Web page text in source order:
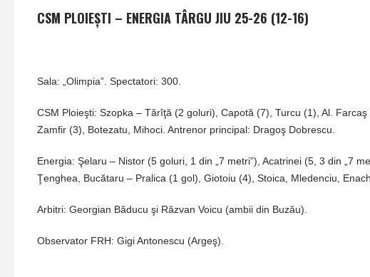
CSM PLOIEŞTI – ENERGIA TÂRGU JIU 25-26 (12-16)
Sala: „Olimpia”. Spectatori: 300.
CSM Ploieşti: Szopka – Tărîţă (2 goluri), Capotă (7), Turcu (1), Al.
Zamfir (3), Botezatu, Mihoci. Antrenor principal: Dragoş Dobrescu.
Energia: Şelaru – Nistor (5 goluri, 1 din „7 metri”), Acatrinei (5, 3 din „7
Ţenghea, Bucătaru – Pralica (1 gol), Giotoiu (4), Stoica, Mledenciu,
Arbitri: Georgian Băducu şi Răzvan Voicu (ambii din Buzău).
Observator FRH: Gigi Antonescu (Argeş).